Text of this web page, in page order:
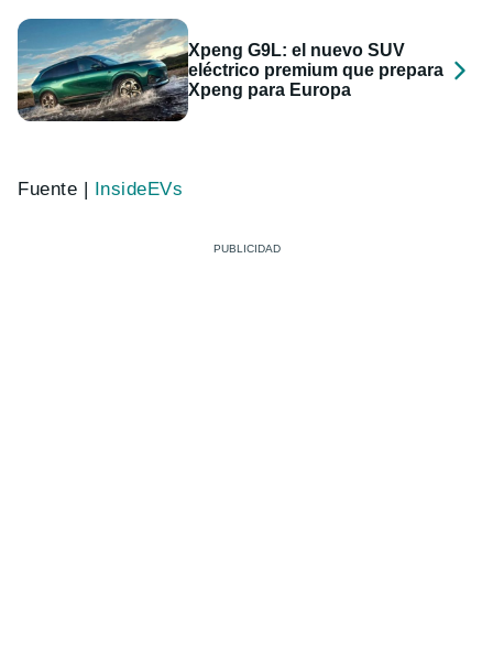
Xpeng G9L: el nuevo SUV
eléctrico premium que prepara
Xpeng para Europa
Fuente | InsideEVs